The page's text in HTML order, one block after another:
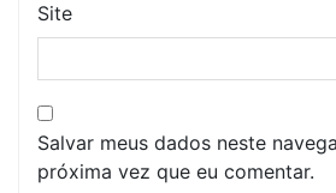
Site
Salvar meus dados neste
próxima vez que eu comentar.